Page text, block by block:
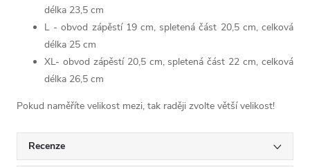
délka 23,5 cm
L - obvod zápěstí 19 cm, spletená část 20,5 cm, celková
délka 25 cm
XL- obvod zápěstí 20,5 cm, spletená část 22 cm, celková
délka 26,5 cm
Pokud naměříte velikost mezi, tak raději zvolte větší velikost!
Recenze